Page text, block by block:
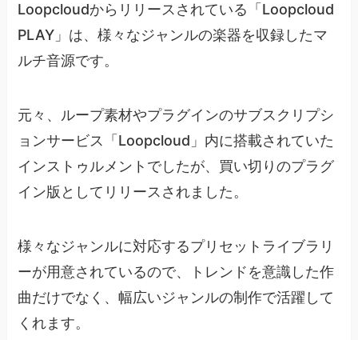
Loopcloudからリリースされている「Loopcloud
PLAY」は、様々なジャンルの楽器を収録したマ
ルチ音源です。
元々、ループ素材やプラグインのサブスクリプシ
ョンサービス「Loopcloud」内に搭載されていた
インストゥルメントでしたが、買い切りのプラグ
イン版としてリリースされました。
様々なジャンルに対応するプリセットライブラリ
ーが用意されているので、トレンドを意識した作
曲だけでなく、幅広いジャンルの制作で活躍して
くれます。